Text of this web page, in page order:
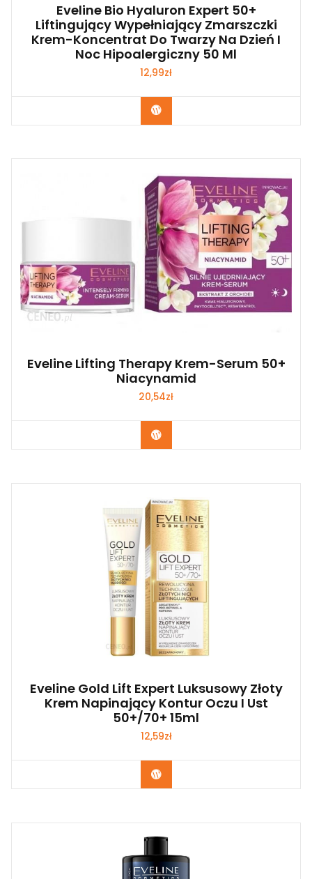
Eveline Bio Hyaluron Expert 50+
Liftingujący Wypełniający Zmarszczki
Krem-Koncentrat Do Twarzy Na Dzień I
Noc Hipoalergiczny 50 Ml
12,99zł
Zobacz
Eveline Lifting Therapy Krem-Serum 50+
Niacynamid
20,54zł
Zobacz
Eveline Gold Lift Expert Luksusowy Złoty
Krem Napinający Kontur Oczu I Ust
50+/70+ 15ml
12,59zł
Zobacz